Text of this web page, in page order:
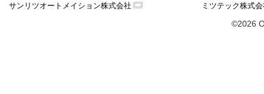
サンリツオートメイション株式会社
ミツテック株式
©2026